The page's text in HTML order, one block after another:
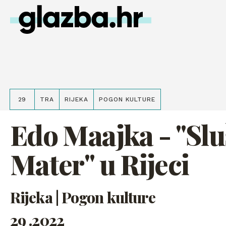
29 TRA RIJEKA POGON KULTURE
Edo Maajka -
Mater" u Rijeci
Rijeka | Pogon kulture
29 .2022